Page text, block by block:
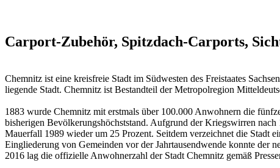
Carport-Zubehör, Spitzdach-Carports,
Chemnitz ist eine kreisfreie Stadt im Südwesten des Freistaates
liegende Stadt. Chemnitz ist Bestandteil der Metropolregion
1883 wurde Chemnitz mit erstmals über 100.000 Anwohnern die
bisherigen Bevölkerungshöchststand. Aufgrund der Kriegswirren
Mauerfall 1989 wieder um 25 Prozent. Seitdem verzeichnet die Stadt
Eingliederung von Gemeinden vor der Jahrtausendwende konnte
2016 lag die offizielle Anwohnerzahl der Stadt Chemnitz gemäß